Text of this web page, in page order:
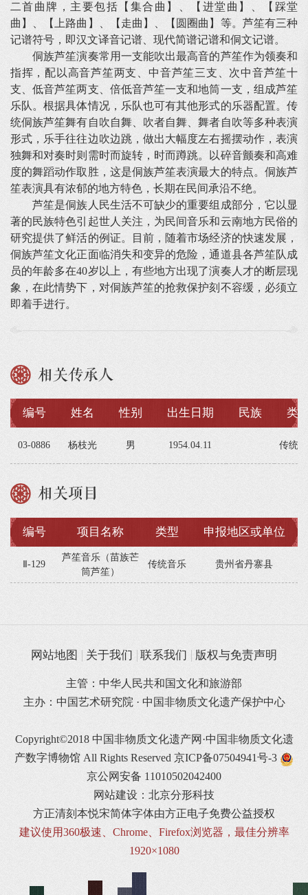
二首曲牌，主要包括【集合曲】、【进堂曲】、【踩堂
曲】、【上路曲】、【走曲】、【圆圈曲】等。芦笙有三种
记谱符号，即汉文译音记谱、现代简谱记谱和侗文记谱。
侗族芦笙演奏常用一支能吹出最高音的芦笙作为领奏和
指挥，配以高音芦笙两支、中音芦笙三支、次中音芦笙十
支、低音芦笙两支、倍低音芦笙一支和地筒一支，组成芦笙
乐队。根据具体情况，乐队也可有其他形式的乐器配置。传
统侗族芦笙舞有自吹自舞、吹者自舞、舞者自吹等多种表演
形式，乐手往往边吹边跳，做出大幅度左右摇摆动作，表演
独舞和对奏时则需时而旋转，时而蹲跳。以碎音颤奏和高难
度的舞蹈动作取胜，这是侗族芦笙表演最大的特点。侗族芦
笙表演具有浓郁的地方特色，长期在民间承沿不绝。
芦笙是侗族人民生活不可缺少的重要组成部分，它以显
著的民族特色引起世人关注，为民间音乐和云南地方民俗的
研究提供了鲜活的例证。目前，随着市场经济的快速发展，
侗族芦笙文化正面临消失和变异的危险，通道县各芦笙队成
员的年龄多在40岁以上，有些地方出现了演奏人才的断层现
象，在此情势下，对侗族芦笙的抢救保护刻不容缓，必须立
即着手进行。
相关传承人
编号 姓名 性别 出生日期 民族 类
03-0886 杨枝光 男 1954.04.11 传统
相关项目
编号 项目名称 类型 申报地区或单位
Ⅱ-129
芦笙音乐（苗族芒
筒芦笙）
传统音乐 贵州省丹寨县
网站地图 关于我们 联系我们 版权与免责声明
主管：中华人民共和国文化和旅游部
主办：中国艺术研究院 · 中国非物质文化遗产保护中心
Copyright©2018 中国非物质文化遗产网·中国非物质文化遗
产数字博物馆 All Rights Reserved 京ICP备07504941号-3
京公网安备 11010502042400
网站建设：北京分形科技
方正清刻本悦宋简体字体由方正电子免费公益授权
建议使用360极速、Chrome、Firefox浏览器，最佳分辨率
1920×1080